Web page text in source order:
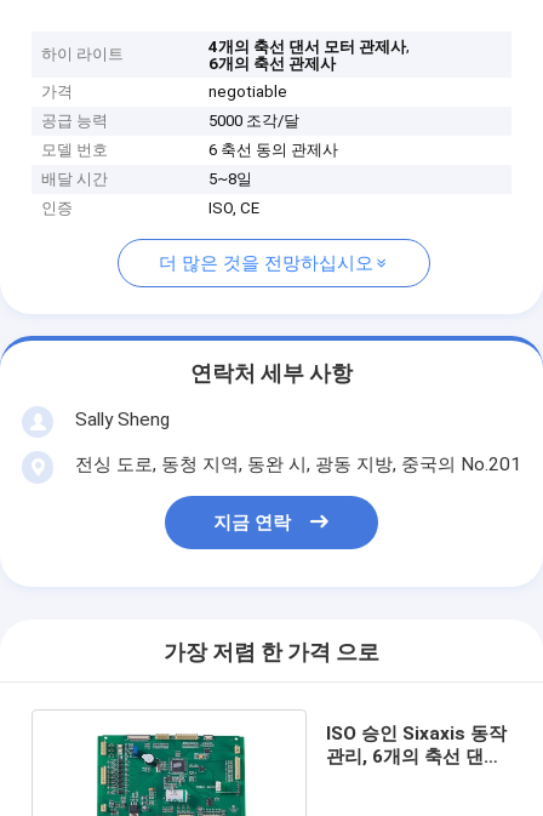
하이 라이트 4개의 축선 댄서 모터 관제사,
6개의 축선 관제사
가격
negotiable
공급 능력
5000 조각/달
모델 번호
6 축선 동의 관제사
배달 시간
5~8일
인증
ISO, CE
더 많은 것을 전망하십시오
연락처 세부 사항
Sally Sheng
전싱 도로, 동청 지역, 동완 시, 광동 지방, 중국의 No.201
지금 연락
가장 저렴 한 가격 으로
ISO 승인 Sixaxis 동작
관리, 6개의 축선 댄서